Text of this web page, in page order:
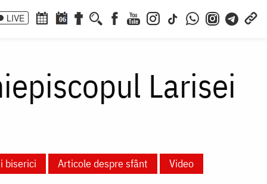
LIVE 06
Larisei
biserici Articole despre sfânt Video